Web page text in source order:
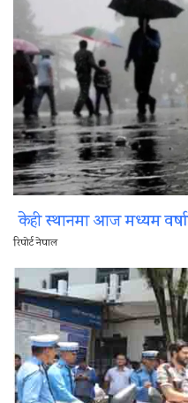
केही स्थानमा आज मध्यम
रिपोर्ट नेपाल